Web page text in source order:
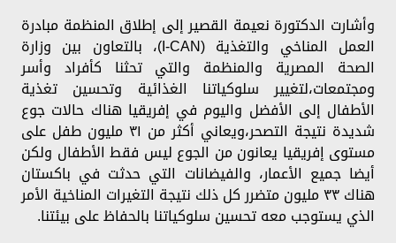
وأشارت الدكتورة نعيمة القصير إلى إطلاق المنظمة مبادرة
العمل المناخي والتغذية (I-CAN)، بالتعاون بين وزارة
الصحة المصرية والمنظمة والتي تحثنا كأفراد وأسر
ومجتمعات،لتغيير سلوكياتنا الغذائية وتحسين تغذية
الأطفال إلى الأفضل واليوم في إفريقيا هناك حالات جوع
شديدة نتيجة التصحر،ويعاني أكثر من ٣١ مليون طفل على
مستوى إفريقيا يعانون من الجوع ليس فقط الأطفال ولكن
أيضا جميع الأعمار، والفيضانات التي حدثت في باكستان
هناك ٣٣ مليون متضرر كل ذلك نتيجة التغيرات المناخية الأمر
الذي يستوجب معه تحسين سلوكياتنا بالحفاظ على بيئتنا.